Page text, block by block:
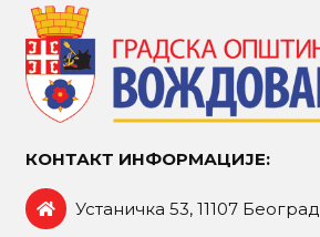
КОНТАКТ ИНФОРМАЦИЈЕ:
Устаничка 53, 11107 Београд